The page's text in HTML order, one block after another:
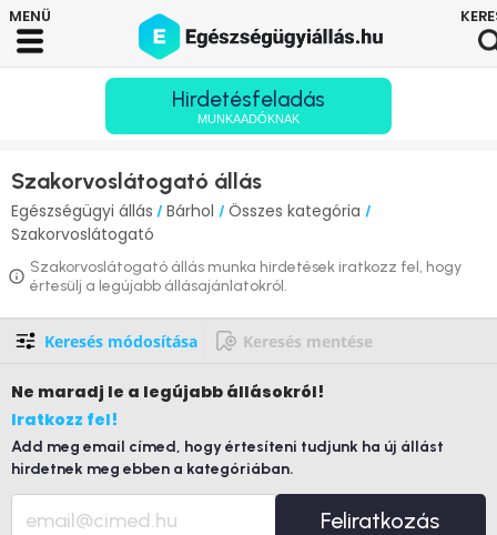
Hirdetésfeladás
MUNKAADÓKNAK
Szakorvoslátogató állás
Egészségügyi állás / Bárhol / Összes kategória /
Szakorvoslátogató
Szakorvoslátogató állás munka hirdetések iratkozz fel, hogy
értesülj a legújabb állásajánlatokról.
Keresés módosítása Keresés mentése
Ne maradj le a legújabb állásokról!
Iratkozz fel!
Add meg email címed, hogy értesíteni tudjunk ha új állást
hirdetnek meg ebben a kategóriában.
Feliratkozás